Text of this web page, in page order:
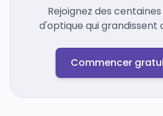
Rejoignez des
d'optique qui grandissent
Commencer